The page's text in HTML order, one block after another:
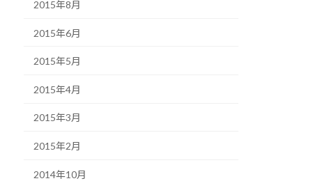
2015年8月
2015年6月
2015年5月
2015年4月
2015年3月
2015年2月
2014年10月